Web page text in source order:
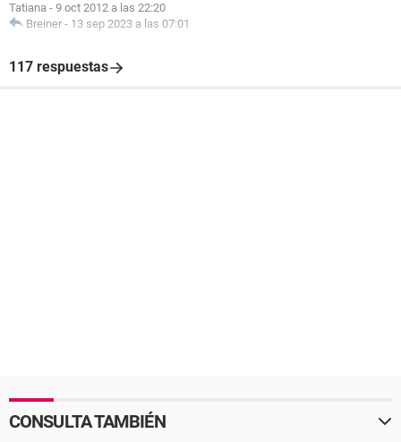
Tatiana - 9 oct 2012 a las 22:20
Breiner - 13 sep 2023 a las 07:01
117 respuestas
CONSULTA TAMBIÉN